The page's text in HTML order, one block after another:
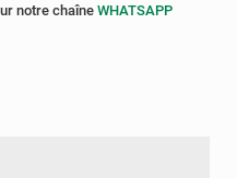
notre chaîne WHATSAPP